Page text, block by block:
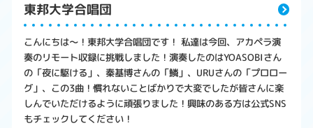
東邦大学合唱団
こんにちは〜！東邦大学合唱団です！ 私達は今回、アカペラ演
奏のリモート収録に挑戦しました！演奏したのはYOASOBIさん
の「夜に駆ける」、秦基博さんの「鱗」、URUさんの「プロロー
グ」、この3曲！慣れないことばかりで大変でしたが皆さんに楽
しんでいただけるように頑張りました！興味のある方は公式SNS
もチェックしてください！